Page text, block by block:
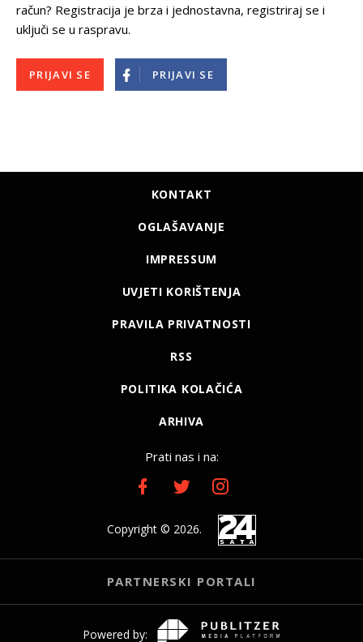
račun? Registracija je brza i jednostavna, registriraj se i
uključi se u raspravu.
PRIJAVI SE PRIJAVI SE
KONTAKT
OGLAŠAVANJE
IMPRESSUM
UVJETI KORIŠTENJA
PRAVILA PRIVATNOSTI
RSS
POLITIKA KOLAČIĆA
ARHIVA
Prati nas i na:
Copyright © 2026.
PARTNERSKI PORTALI
Powered by: